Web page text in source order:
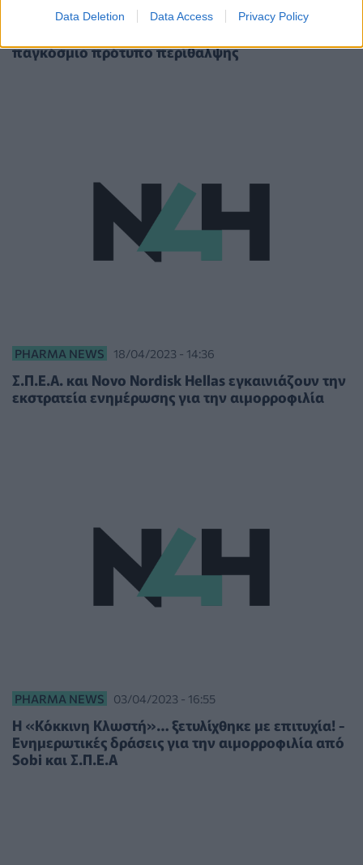
Data Deletion Data Access Privacy Policy
19/04/2023 - 13:16
παγκόσμιο πρότυπο περίθαλψης
PHARMA NEWS 18/04/2023 - 14:36
Σ.Π.Ε.Α. και Novo Nordisk Hellas εγκαινιάζουν την
εκστρατεία ενημέρωσης για την αιμορροφιλία
PHARMA NEWS 03/04/2023 - 16:55
Η «Κόκκινη Κλωστή»… ξετυλίχθηκε με επιτυχία! -
Ενημερωτικές δράσεις για την αιμορροφιλία από
Sobi και Σ.Π.Ε.Α